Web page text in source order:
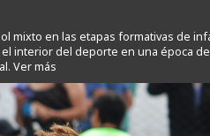
mixto en las etapas formativas de
interior del deporte en una época
Ver más